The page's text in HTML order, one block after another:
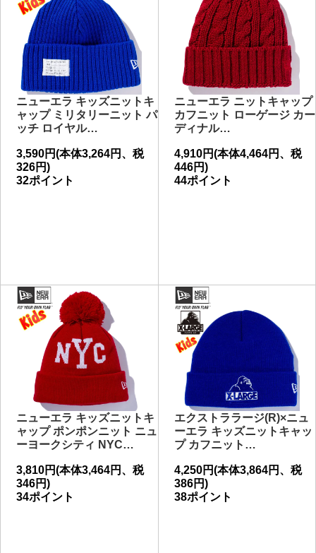
ニューエラ キッズニットキ
ャップ ミリタリーニット パ
ッチ ロイヤル…
3,590円(本体3,264円、税
326円)
32ポイント
ニューエラ ニットキャップ
カフニット ローゲージ カー
ディナル…
4,910円(本体4,464円、税
446円)
44ポイント
ニューエラ キッズニットキ
ャップ ポンポンニット ニュ
ーヨークシティ NYC…
3,810円(本体3,464円、税
346円)
34ポイント
エクストララージ(R)×ニュ
ーエラ キッズニットキャッ
プ カフニット…
4,250円(本体3,864円、税
386円)
38ポイント